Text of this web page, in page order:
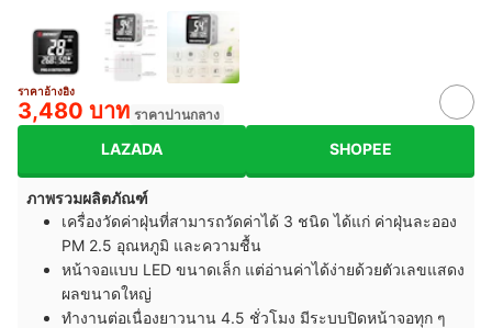
ราคาอ้างอิง
3,480 บาท ราคาปานกลาง
LAZADA SHOPEE
ภาพรวมผลิตภัณฑ์
เครื่องวัดค่าฝุ่นที่สามารถวัดค่าได้ 3 ชนิด ได้แก่ ค่าฝุ่นละออง
PM 2.5 อุณหภูมิ และความชื้น
หน้าจอแบบ LED ขนาดเล็ก แต่อ่านค่าได้ง่ายด้วยตัวเลขแสดง
ผลขนาดใหญ่
ทำงานต่อเนื่องยาวนาน 4.5 ชั่วโมง มีระบบปิดหน้าจอทุก ๆ